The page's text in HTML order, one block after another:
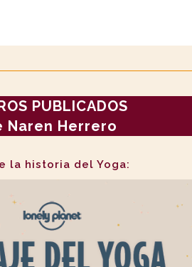
PUBLICADOS
Naren Herrero
la historia del Yoga: